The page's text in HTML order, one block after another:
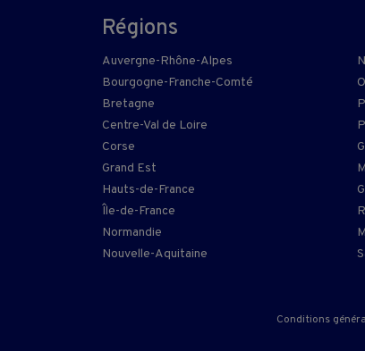
Régions
Auvergne-Rhône-Alpes
Bourgogne-Franche-Comté
Bretagne
Centre-Val de Loire
Corse
Grand Est
Hauts-de-France
Île-de-France
Normandie
Nouvelle-Aquitaine
Conditions